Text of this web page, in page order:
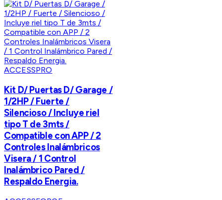
ACCESSPRO
Kit D/ Puertas D/ Garage /
1/2HP / Fuerte /
Silencioso / Incluye riel
tipo T de 3mts /
Compatible con APP / 2
Controles Inalámbricos
Visera / 1 Control
Inalámbrico Pared /
Respaldo Energia.